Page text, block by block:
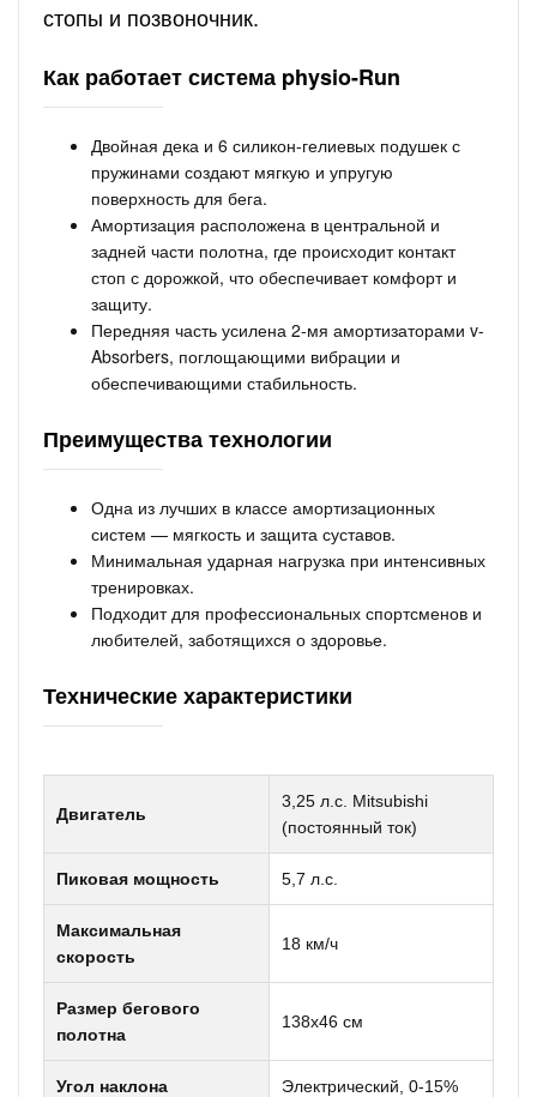
стопы и позвоночник.
Как работает система physio-Run
Двойная дека и 6 силикон-гелиевых подушек с
пружинами создают мягкую и упругую
поверхность для бега.
Амортизация расположена в центральной и
задней части полотна, где происходит контакт
стоп с дорожкой, что обеспечивает комфорт и
защиту.
Передняя часть усилена 2-мя амортизаторами v-
Absorbers, поглощающими вибрации и
обеспечивающими стабильность.
Преимущества технологии
Одна из лучших в классе амортизационных
систем — мягкость и защита суставов.
Минимальная ударная нагрузка при интенсивных
тренировках.
Подходит для профессиональных спортсменов и
любителей, заботящихся о здоровье.
Технические характеристики
Двигатель
3,25 л.с. Mitsubishi
(постоянный ток)
Пиковая мощность 5,7 л.с.
Максимальная
скорость
18 км/ч
Размер бегового
полотна
138х46 см
Угол наклона Электрический, 0-15%